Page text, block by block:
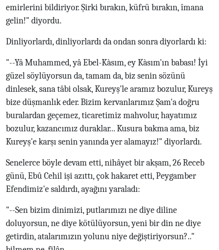
emirlerini bildiriyor. Şirki bırakın, küfrü bırakın, îmana
gelin!" diyordu.
Dinliyorlardı, dinliyorlardı da ondan sonra diyorlardı ki:
"--Yâ Muhammed, yâ Ebel-Kàsım, ey Kàsım'ın babası! İyi
güzel söylüyorsun da, tamam da, biz senin sözünü
dinlesek, sana tâbi olsak, Kureyş'le aramız bozulur, Kureyş
bize düşmanlık eder. Bizim kervanlarımız Şam'a doğru
buralardan geçemez, ticaretimiz mahvolur, hayatımız
bozulur, kazancımız duraklar... Kusura bakma ama, biz
Kureyş'e karşı senin yanında yer alamayız!" diyorlardı.
Senelerce böyle devam etti, nihâyet bir akşam, 26 Receb
günü, Ebû Cehil işi azıttı, çok hakaret etti, Peygamber
Efendimiz'e saldırdı, ayağını yaraladı:
"--Sen bizim dinimizi, putlarımızı ne diye diline
doluyorsun, ne diye kötülüyorsun, yeni bir din ne diye
getirdin, atalarımızın yolunu niye değiştiriyorsun?.."